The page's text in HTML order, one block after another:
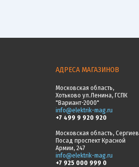
АДРЕСА МАГАЗИНОВ
Московская область,
Хотьково ул.Ленина, ГСПК
"Вариант-2000"
info@elektrik-mag.ru
+7 499 9 920 920
Московская область, Сергиев
Посад проспект Красной
Армии, 247
info@elektrik-mag.ru
+7 925 000 999 0